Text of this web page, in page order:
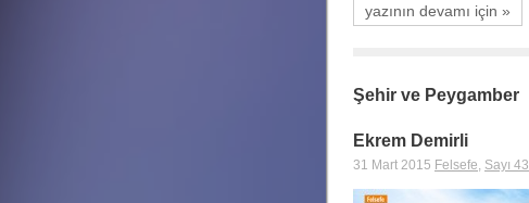
yazının devamı için »
Şehir ve Peygamber
Ekrem Demirli
31 Mart 2015 Felsefe, Sayı 43